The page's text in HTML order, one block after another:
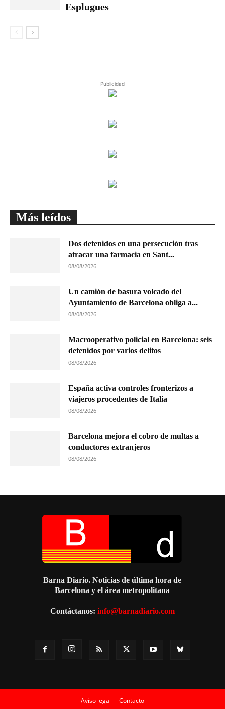
Esplugues
Publicidad
Más leídos
Dos detenidos en una persecución tras
atracar una farmacia en Sant...
08/08/2026
Un camión de basura volcado del
Ayuntamiento de Barcelona obliga a...
08/08/2026
Macrooperativo policial en Barcelona: seis
detenidos por varios delitos
08/08/2026
España activa controles fronterizos a
viajeros procedentes de Italia
08/08/2026
Barcelona mejora el cobro de multas a
conductores extranjeros
08/08/2026
Barna Diario. Noticias de última hora de
Barcelona y el área metropolitana
Contáctanos: info@barnadiario.com
Aviso legal Contacto